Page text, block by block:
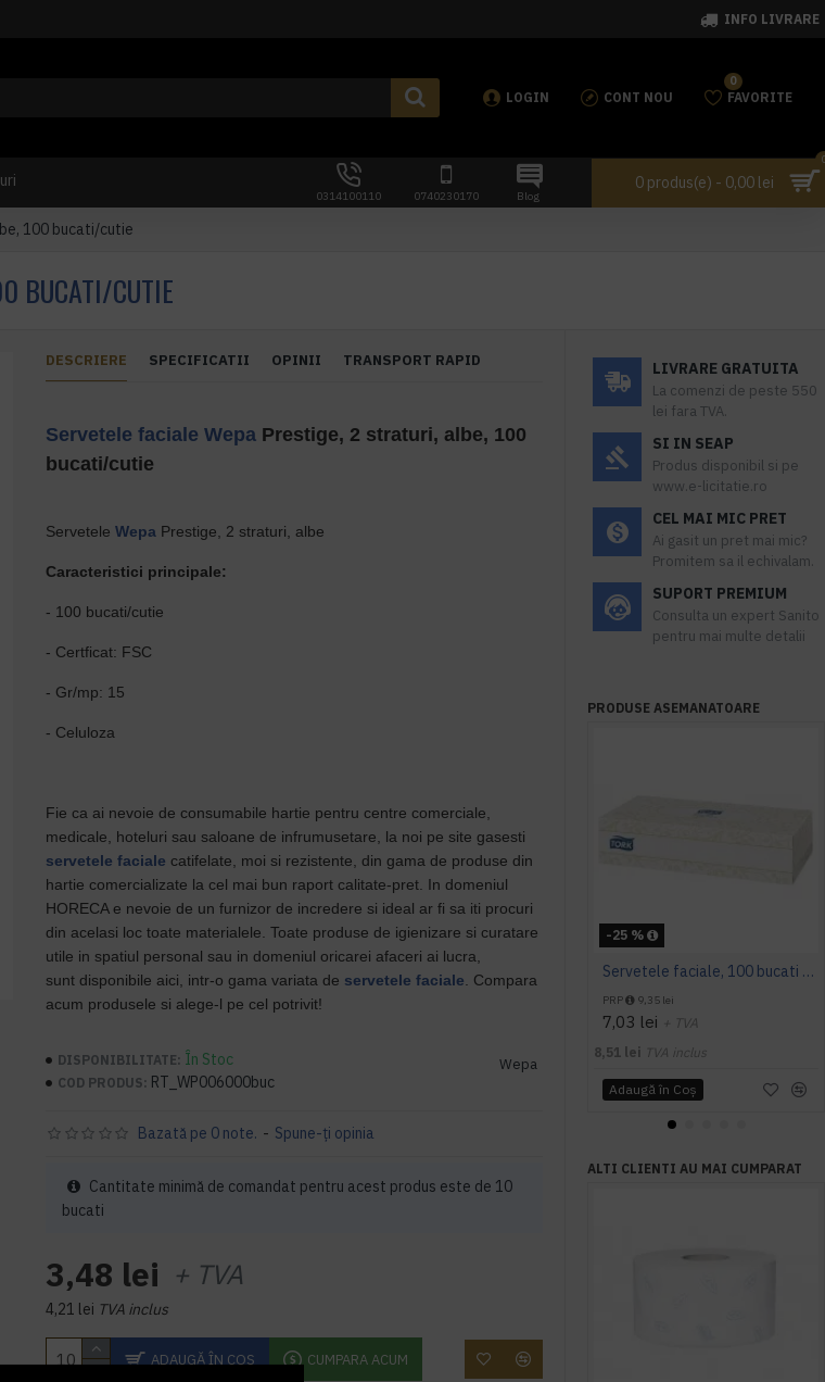
INFO LIVRARE
LOGIN CONT NOU FAVORITE
0
0314100110 0740230170 Blog
0 produs(e) - 0,00 lei
100 bucati/cutie
BUCATI/CUTIE
DESCRIERE SPECIFICATII OPINII TRANSPORT RAPID
Servetele faciale Wepa Prestige, 2 straturi, albe, 100
bucati/cutie
ServeteleWepa Prestige, 2 straturi, albe
Caracteristici principale:
- 100 bucati/cutie
- Certficat: FSC
- Gr/mp: 15
- Celuloza
Fie ca ai nevoie de consumabile hartie pentru centre comerciale,
medicale, hoteluri sau saloane de infrumusetare, la noi pe site gasesti
servetele faciale catifelate, moi si rezistente, din gama de produse din
hartie comercializate la cel mai bun raport calitate-pret. In domeniul
HORECA e nevoie de un furnizor de incredere si ideal ar fi sa iti procuri
din acelasi loc toate materialele. Toate produse de igienizare si curatare
utile in spatiul personal sau in domeniul oricarei afaceri ai lucra,
sunt disponibile aici, intr-o gama variata de servetele faciale . Compara
acum produsele si alege-l pe cel potrivit!​
DISPONIBILITATE: În Stoc
COD PRODUS: RT_WP006000buc
Wepa
Bazată pe 0 note. - Spune-ţi opinia
3,48 lei + TVA
4,21 lei TVA inclus
ADAUGĂ ÎN COŞ CUMPARA ACUM
Cantitate minimă de comandat pentru acest produs este de 10
bucati
LIVRARE GRATUITA
La comenzi de peste 550
lei fara TVA.
SI IN SEAP
Produs disponibil si pe
www.e-licitatie.ro
CEL MAI MIC PRET
Ai gasit un pret mai mic?
Promitem sa il echivalam.
SUPORT PREMIUM
Consulta un expert Sanito
pentru mai multe detalii
PRODUSE ASEMANATOARE
-25 %
Servetele faciale, 100 bucati / pachet, Tork
PRP 9,35 lei
7,03 lei + TVA
8,51 lei TVA inclus
Adaugă în Coş
ALTI CLIENTI AU MAI CUMPARAT